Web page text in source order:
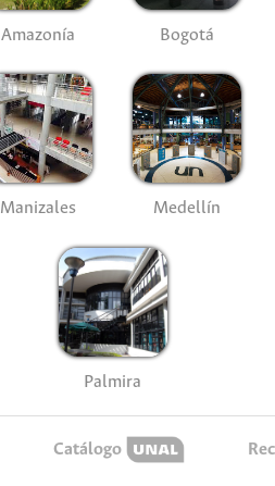
Amazonía Bogotá
Manizales Medellín
Palmira
Catálogo